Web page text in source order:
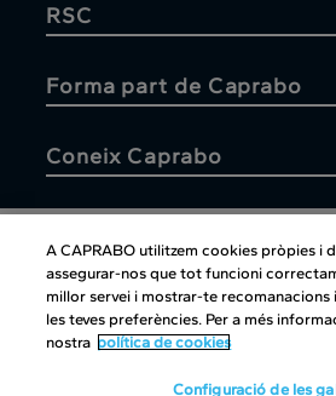
RSC
Forma part de Caprabo
Coneix Caprabo
Atenció al
A CAPRABO utilitzem cookies pròpies i
assegurar-nos que tot funcioni
millor servei i mostrar-te recomanacions
les teves preferències. Per a més
nostra política de cookies
Configuració de les